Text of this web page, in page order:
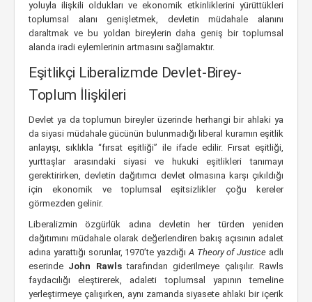
yoluyla ilişkili oldukları ve ekonomik etkinliklerini yürüttükleri
toplumsal alanı genişletmek, devletin müdahale alanını
daraltmak ve bu yoldan bireylerin daha geniş bir toplumsal
alanda iradi eylemlerinin artmasını sağlamaktır.
Eşitlikçi Liberalizmde Devlet-Birey-
Toplum İlişkileri
Devlet ya da toplumun bireyler üzerinde herhangi bir ahlaki ya
da siyasi müdahale gücünün bulunmadığı liberal kuramın eşitlik
anlayışı, sıklıkla “fırsat eşitliği” ile ifade edilir. Fırsat eşitliği,
yurttaşlar arasındaki siyasi ve hukuki eşitlikleri tanımayı
gerektirirken, devletin dağıtımcı devlet olmasına karşı çıkıldığı
için ekonomik ve toplumsal eşitsizlikler çoğu kereler
görmezden gelinir.
Liberalizmin özgürlük adına devletin her türden yeniden
dağıtımını müdahale olarak değerlendiren bakış açısının adalet
adına yarattığı sorunlar, 1970’te yazdığıA Theory of Justice adlı
eserinde John Rawlstarafından giderilmeye çalışılır. Rawls
faydacılığı eleştirerek, adaleti toplumsal yapının temeline
yerleştirmeye çalışırken, aynı zamanda siyasete ahlaki bir içerik